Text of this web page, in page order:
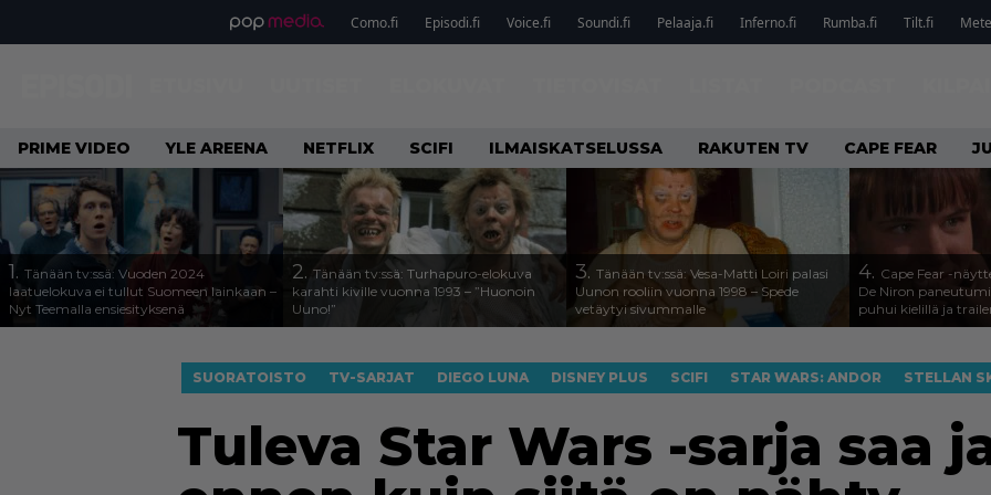
Como.fi Episodi.fi Voice.fi Soundi.fi Pelaaja.fi Inferno.fi Rumba.fi Tilt.fi
PRIME VIDEO YLE AREENA NETFLIX SCIFI ILMAISKATSELUSSA RAKUTEN TV CAPE FEAR
1. Tänään tv:ssä: Vuoden 2024
laatuelokuva ei tullut Suomeen lainkaan –
Nyt Teemalla ensiesityksenä
2. Tänään tv:ssä: Turhapuro-elokuva
karahti kiville vuonna 1993 – ”Huonoin
Uuno!”
3. Tänään tv:ssä: Vesa-Matti Loiri palasi
Uunon rooliin vuonna 1998 – Spede
vetäytyi sivummalle
4. Cape Fear -
De Niron
puhui kielillä ja
SUORATOISTO TV-SARJAT DIEGO LUNA DISNEY PLUS SCIFI STAR WARS: ANDOR STELLAN
Tuleva Star Wars -sarja saa